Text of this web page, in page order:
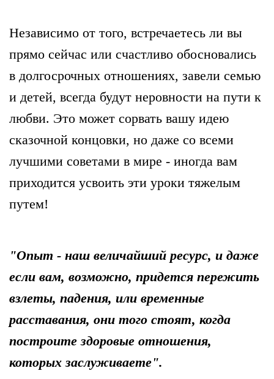
Независимо от того, встречаетесь ли вы
прямо сейчас или счастливо обосновались
в долгосрочных отношениях, завели семью
и детей, всегда будут неровности на пути к
любви. Это может сорвать вашу идею
сказочной концовки, но даже со всеми
лучшими советами в мире - иногда вам
приходится усвоить эти уроки тяжелым
путем!
"Опыт - наш величайший ресурс, и даже
если вам, возможно, придется пережить
взлеты, падения, или временные
расставания, они того стоят, когда
построите здоровые отношения,
которых заслуживаете".